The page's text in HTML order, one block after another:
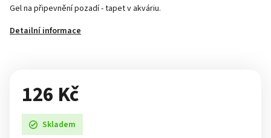
Gel na připevnění pozadí - tapet v akváriu.
Detailní informace
126 Kč
Skladem